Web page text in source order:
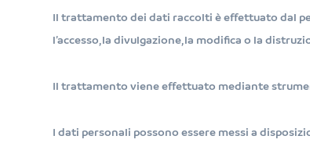
Il trattamento dei dati raccolti è effettuato dal
l’accesso, la divulgazione, la modifica o la
Il trattamento viene effettuato mediante
I dati personali possono essere messi a